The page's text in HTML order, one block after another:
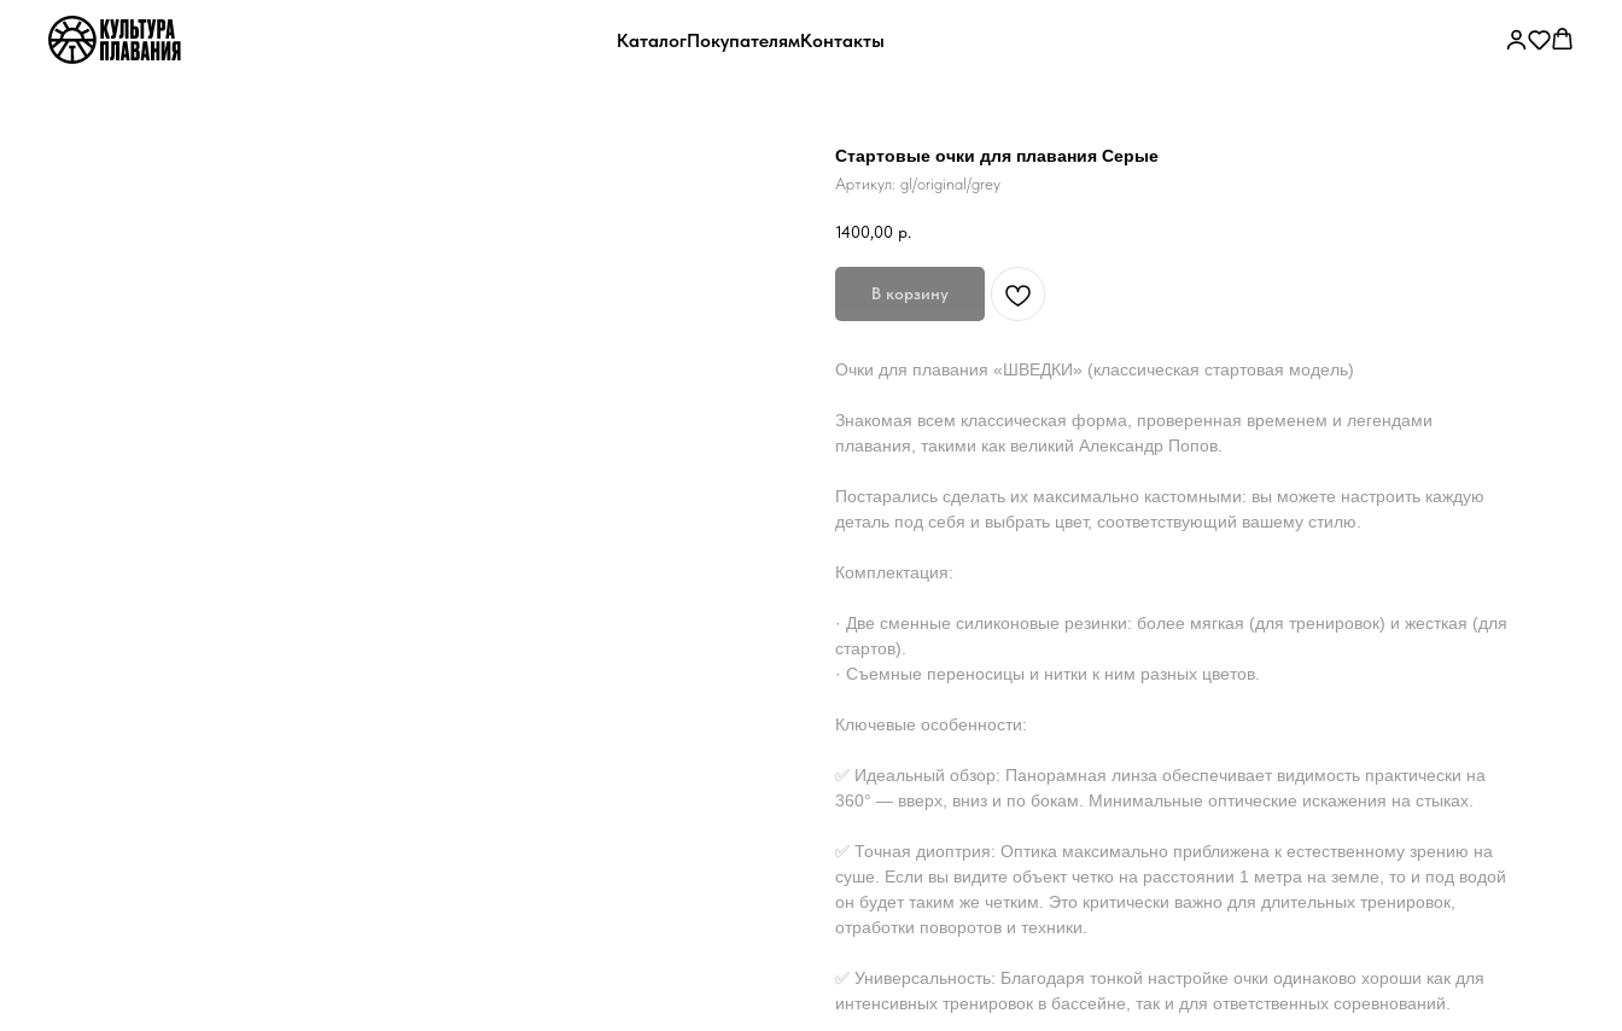
КаталогПокупателямКонтакты
Стартовые очки для плавания Серые
Артикул: gl/original/grey
1400,00 р.
В корзину
Очки для плавания «ШВЕДКИ» (классическая стартовая модель)
Знакомая всем классическая форма, проверенная временем и легендами
плавания, такими как великий Александр Попов.
Постарались сделать их максимально кастомными: вы можете настроить каждую
деталь под себя и выбрать цвет, соответствующий вашему стилю.
Комплектация:
· Две сменные силиконовые резинки: более мягкая (для тренировок) и жесткая (для
стартов).
· Съемные переносицы и нитки к ним разных цветов.
Ключевые особенности:
✅ Идеальный обзор: Панорамная линза обеспечивает видимость практически на
360° — вверх, вниз и по бокам. Минимальные оптические искажения на стыках.
✅ Точная диоптрия: Оптика максимально приближена к естественному зрению на
суше. Если вы видите объект четко на расстоянии 1 метра на земле, то и под водой
он будет таким же четким. Это критически важно для длительных тренировок,
отработки поворотов и техники.
✅ Универсальность: Благодаря тонкой настройке очки одинаково хороши как для
интенсивных тренировок в бассейне, так и для ответственных соревнований.